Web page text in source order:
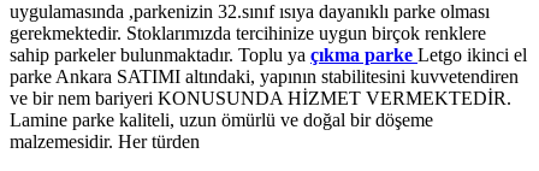
uygulamasında ,parkenizin 32.sınıf ısıya dayanıklı parke olması
gerekmektedir. Stoklarımızda tercihinize uygun birçok renklere
sahip parkeler bulunmaktadır. Toplu ya çıkma parke Letgo ikinci el
parke Ankara SATIMI altındaki, yapının stabilitesini kuvvetendiren
ve bir nem bariyeri KONUSUNDA HİZMET VERMEKTEDİR.
Lamine parke kaliteli, uzun ömürlü ve doğal bir döşeme
malzemesidir. Her türden